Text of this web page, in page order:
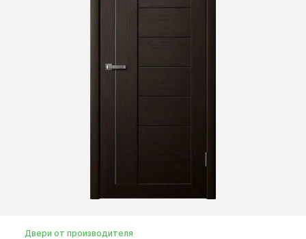
Двери от производителя